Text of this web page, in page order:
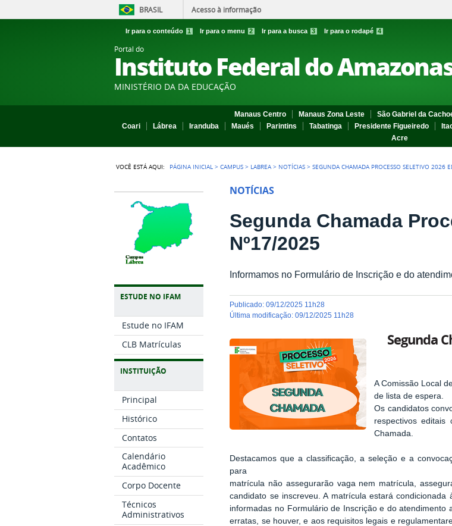
BRASIL Acesso à informação
Ir para o conteúdo 1 Ir para o menu 2 Ir para a busca 3 Ir para o rodapé 4
Portal do
Instituto Federal do
MINISTÉRIO DA DA EDUCAÇÃO
Manaus Centro Manaus Zona Leste São Gabriel da
Coari
Lábrea Iranduba Maués Parintins Tabatinga Presidente Figueiredo
Acre
VOCÊ ESTÁ AQUI: PÁGINA INICIAL >CAMPUS > LABREA > NOTÍCIAS >SEGUNDA CHAMADA PROCESSO SELETIVO 2026
ESTUDE NO IFAM
Estude no IFAM
CLB Matrículas
INSTITUIÇÃO
Principal
Histórico
Contatos
Calendário
Acadêmico
Corpo Docente
Técnicos
Administrativos
NOTÍCIAS
Segunda Chamada
Nº17/2025
Informamos no Formulário de Inscrição e do
publicado:09/12/2025 11h28
última modificação:09/12/2025 11h28
Segunda
A Comissão Local
de lista de espera.
Os candidatos
respectivos editais
Chamada.
Destacamos que a classificação, a seleção e a
para
matrícula não assegurarão vaga nem matrícula,
candidato se inscreveu. A matrícula estará
informadas no Formulário de Inscrição e do
erratas, se houver, e aos requisitos legais e